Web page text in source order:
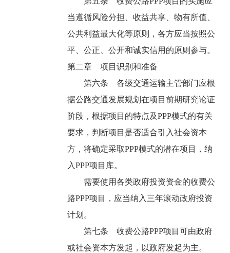
当遵循风险分担、收益共享、物有所值、
公共利益最大化等原则，各方应当按照公
平、公正、公开和诚实信用的原则参与。
第二章 项目识别和准备
第六条 各级交通运输主管部门应根
据公路交通发展规划在项目前期研究论证
阶段，根据项目的特点及PPP模式的有关
要求，判断项目是否适合引入社会资本
方，将确定采取PPP模式的潜在项目，纳
入PPP项目库。
需要使用各类政府投资资金的收费公
路PPP项目，应当纳入三年滚动政府投资
计划。
第七条 收费公路PPP项目可由政府
或社会资本方发起，以政府发起为主。